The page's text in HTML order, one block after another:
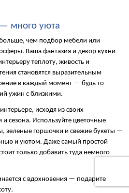
много уюта
чем подбор мебели или
Ваша фантазия и декор кухни
теплоту, живость и
становятся выразительным
в каждый момент — будь то
ужин с близкими.
исходя из своих
и сезона. Используйте цветочные
зеленые горшочки и свежие букеты —
и уютом. Даже самый простой
только добавить туда немного
с вдохновения — подарите